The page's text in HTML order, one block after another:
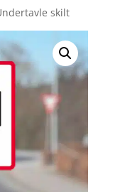
skilt